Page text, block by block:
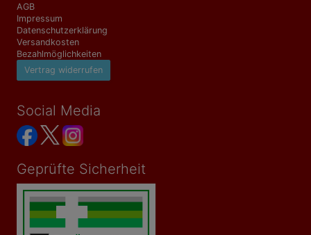
AGB
Impressum
Datenschutzerklärung
Versandkosten
Bezahlmöglichkeiten
Vertrag widerrufen
Social Media
Geprüfte Sicherheit